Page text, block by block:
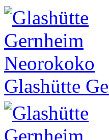
Glashütte